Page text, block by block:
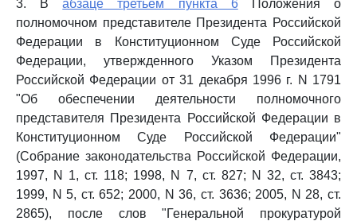
3. Вабзаце третьем пункта 6Положения о
полномочном представителе Президента Российской
Федерации в Конституционном Суде Российской
Федерации, утвержденного Указом Президента
Российской Федерации от 31 декабря 1996 г. N 1791
"Об обеспечении деятельности полномочного
представителя Президента Российской Федерации в
Конституционном Суде Российской Федерации"
(Собрание законодательства Российской Федерации,
1997, N 1, ст. 118; 1998, N 7, ст. 827; N 32, ст. 3843;
1999, N 5, ст. 652; 2000, N 36, ст. 3636; 2005, N 28, ст.
2865), после слов "Генеральной прокуратурой